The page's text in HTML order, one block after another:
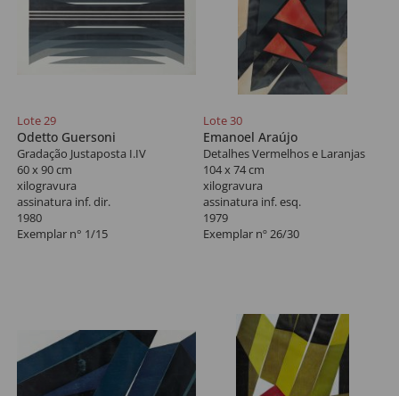
Lote 29
Odetto Guersoni
Gradação Justaposta I.IV
60 x 90 cm
xilogravura
assinatura inf. dir.
1980
Exemplar n° 1/15
Lote 30
Emanoel Araújo
Detalhes Vermelhos e Laranjas
104 x 74 cm
xilogravura
assinatura inf. esq.
1979
Exemplar nº 26/30